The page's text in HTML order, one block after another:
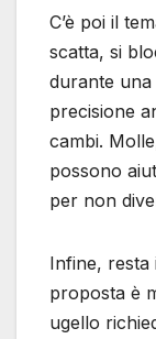
C’è poi il
scatta, si
durante una
precisione
cambi.
possono
per non
Infine, resta
proposta è
ugello